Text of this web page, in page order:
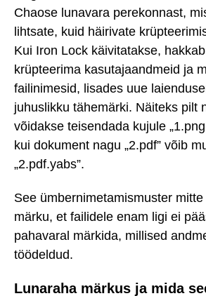
Chaose lunavara perekonnast,
lihtsate, kuid häirivate
Kui Iron Lock käivitatakse,
krüpteerima kasutajaandmeid ja
failinimesid, lisades uue
juhuslikku tähemärki. Näiteks pilt
võidakse teisendada kujule
kui dokument nagu „2.pdf” võib
„2.pdf.yabs”.
See ümbernimetamismuster
märku, et failidele enam ligi ei
pahavaral märkida, millised
töödeldud.
Lunaraha märkus ja mida